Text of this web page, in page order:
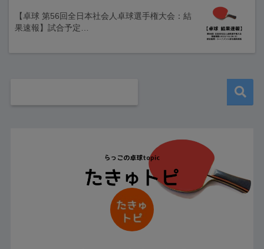
【卓球 第56回全日本社会人卓球選手権大会：結
果速報】試合予定…